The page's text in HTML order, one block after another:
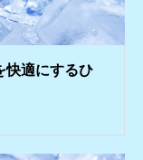
快適にするひ